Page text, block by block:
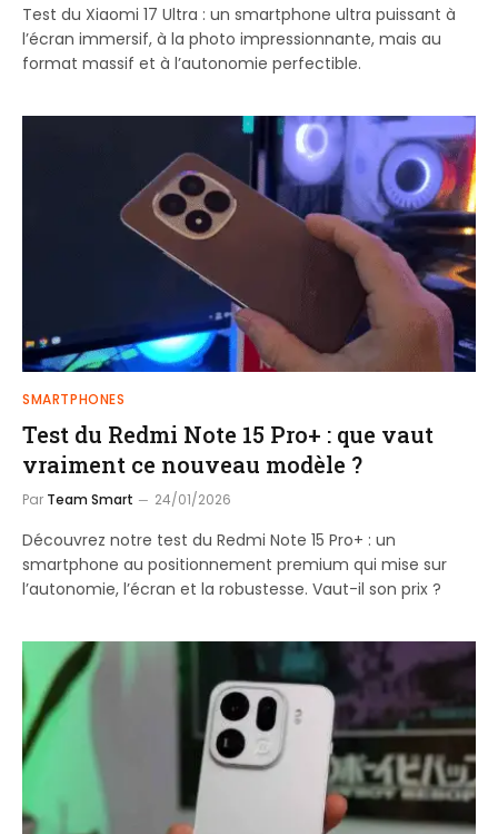
Test du Xiaomi 17 Ultra : un smartphone ultra puissant à
l’écran immersif, à la photo impressionnante, mais au
format massif et à l’autonomie perfectible.
SMARTPHONES
Test du Redmi Note 15 Pro+ : que vaut
vraiment ce nouveau modèle ?
Par Team Smart 24/01/2026
Découvrez notre test du Redmi Note 15 Pro+ : un
smartphone au positionnement premium qui mise sur
l’autonomie, l’écran et la robustesse. Vaut-il son prix ?